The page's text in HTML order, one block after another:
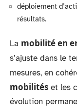
déploiement
résultats.
La mobilité en
s’ajuste dans le
mesures, en
mobilités et les
évolution